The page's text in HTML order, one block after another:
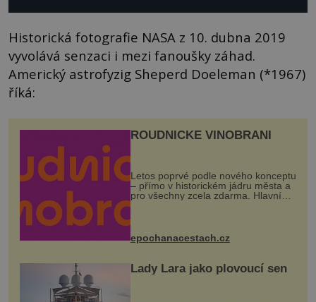
Historická fotografie NASA z 10. dubna 2019
vyvolává senzaci i mezi fanoušky záhad.
Americký astrofyzig Sheperd Doeleman (*1967)
říká:
ROUDNICKÉ VINOBRANÍ
Letos poprvé podle nového konceptu
– přímo v historickém jádru města a
pro všechny zcela zdarma. Hlavní
program se odehraje na Karlově a
mohou těšit na víno, burčák, pes...
epochanacestach.cz
Lady Lara jako plovoucí sen